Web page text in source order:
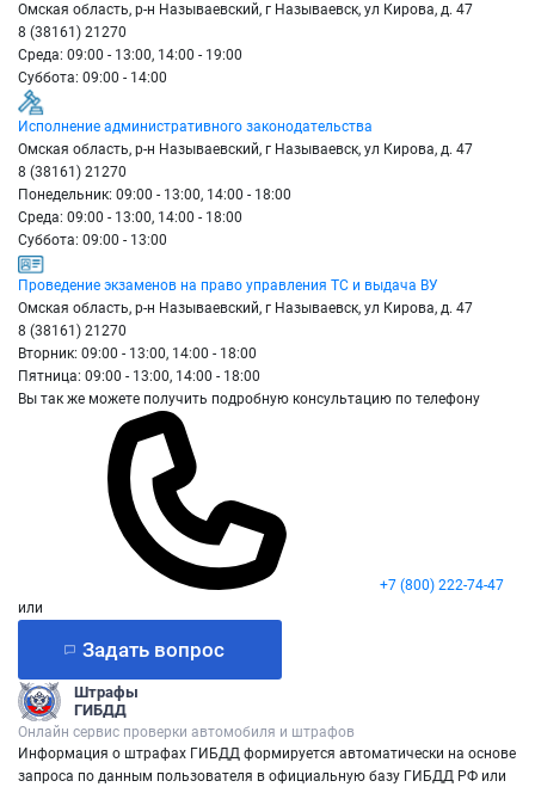
Омская область, р-н Называевский, г Называевск, ул Кирова, д. 47
8 (38161) 21270
Среда: 09:00 - 13:00, 14:00 - 19:00
Суббота: 09:00 - 14:00
Исполнение административного законодательства
Омская область, р-н Называевский, г Называевск, ул Кирова, д. 47
8 (38161) 21270
Понедельник: 09:00 - 13:00, 14:00 - 18:00
Среда: 09:00 - 13:00, 14:00 - 18:00
Суббота: 09:00 - 13:00
Проведение экзаменов на право управления ТС и выдача ВУ
Омская область, р-н Называевский, г Называевск, ул Кирова, д. 47
8 (38161) 21270
Вторник: 09:00 - 13:00, 14:00 - 18:00
Пятница: 09:00 - 13:00, 14:00 - 18:00
Вы так же можете получить подробную консультацию по телефону
+7 (800) 222-74-47
или
Задать вопрос
Штрафы
ГИБДД
Онлайн сервис проверки автомобиля и штрафов
Информация о штрафах ГИБДД формируется автоматически на основе
запроса по данным пользователя в официальную базу ГИБДД РФ или